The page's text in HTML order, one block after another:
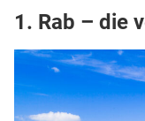
1. Rab – die